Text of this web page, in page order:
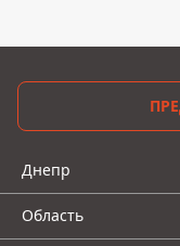
Днепр
Область